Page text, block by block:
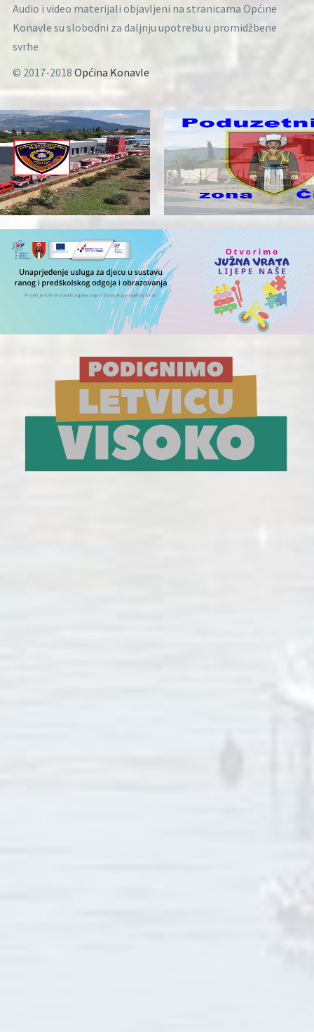
Audio i video materijali objavljeni na stranicama Općine
Konavle su slobodni za daljnju upotrebu u promidžbene
svrhe
© 2017-2018 Općina Konavle